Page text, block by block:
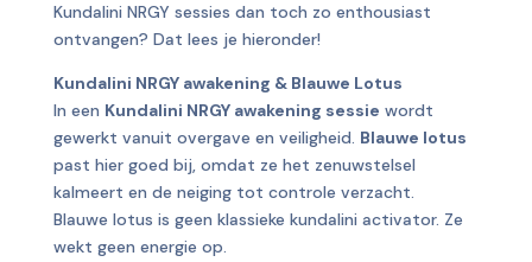
Kundalini NRGY sessies dan toch zo enthousiast
ontvangen? Dat lees je hieronder!
Kundalini NRGY awakening & Blauwe Lotus
In een Kundalini NRGY awakening sessie wordt
gewerkt vanuit overgave en veiligheid. Blauwe lotus
past hier goed bij, omdat ze het zenuwstelsel
kalmeert en de neiging tot controle verzacht.
Blauwe lotus is geen klassieke kundalini activator. Ze
wekt geen energie op.